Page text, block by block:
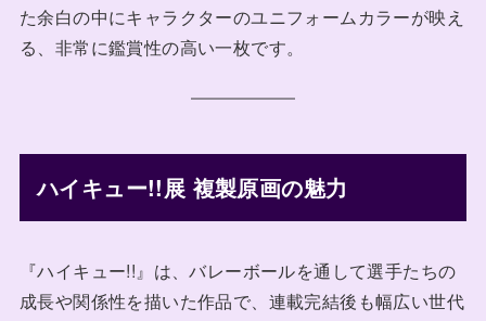
た余白の中にキャラクターのユニフォームカラーが映え
る、非常に鑑賞性の高い一枚です。
ハイキュー!!展 複製原画の魅力
『ハイキュー!!』は、バレーボールを通して選手たちの
成長や関係性を描いた作品で、連載完結後も幅広い世代